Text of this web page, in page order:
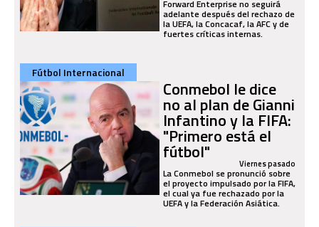
Forward Enterprise no seguirá
adelante después del rechazo de
la UEFA, la Concacaf, la AFC y de
fuertes críticas internas.
Fútbol Internacional
Conmebol le dice
no al plan de Gianni
Infantino y la FIFA:
"Primero está el
fútbol" Viernes pasado
La Conmebol se pronunció sobre
el proyecto impulsado por la FIFA,
el cual ya fue rechazado por la
UEFA y la Federación Asiática.